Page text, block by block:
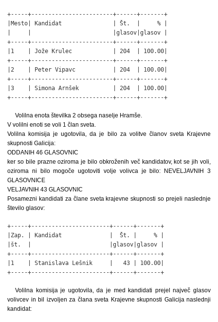
+-----+------------------------+------+-------+
|Mesto| Kandidat               | Št.  |     % |
|     |                        |glasov|glasov |
+-----+------------------------+------+-------+
|1    | Jože Krulec            | 204  | 100.00|
+-----+------------------------+------+-------+
|2    | Peter Vipavc           | 204  | 100.00|
+-----+------------------------+------+-------+
|3    | Simona Arnšek          | 204  | 100.00|
+-----+------------------------+------+-------+
Volilna enota številka 2 obsega naselje Hramše.
V volilni enoti se voli 1 član sveta.
Volilna komisija je ugotovila, da je bilo za volitve članov sveta Krajevne
skupnosti Galicija:
ODDANIH 46 GLASOVNIC
ker so bile prazne oziroma je bilo obkroženih več kandidatov, kot se jih voli,
oziroma ni bilo mogoče ugotoviti volje volivca je bilo: NEVELJAVNIH 3
GLASOVNICE
VELJAVNIH 43 GLASOVNIC
Posamezni kandidati za člane sveta krajevne skupnosti so prejeli naslednje
število glasov:
+-----+-----------------------+------+-------+
|Zap. | Kandidat              |  Št. |     % |
|št.  |                       |glasov|glasov |
+-----+-----------------------+------+-------+
|1    | Stanislava Lešnik     |   43 | 100.00|
+-----+-----------------------+------+-------+
Volilna komisija je ugotovila, da je med kandidati prejel največ glasov
volivcev in bil izvoljen za člana sveta Krajevne skupnosti Galicija naslednji
kandidat: